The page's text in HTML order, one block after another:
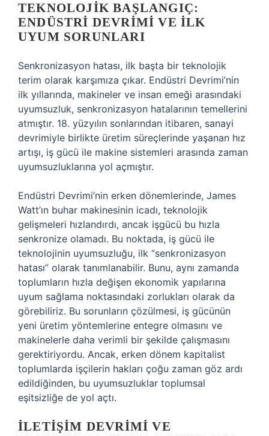
TEKNOLOJIK BAŞLANGIÇ:
ENDÜSTRI DEVRIMI VE İLK
UYUM SORUNLARI
Senkronizasyon hatası, ilk başta bir teknolojik
terim olarak karşımıza çıkar. Endüstri Devrimi’nin
ilk yıllarında, makineler ve insan emeği arasındaki
uyumsuzluk, senkronizasyon hatalarının temellerini
atmıştır. 18. yüzyılın sonlarından itibaren, sanayi
devrimiyle birlikte üretim süreçlerinde yaşanan hız
artışı, iş gücü ile makine sistemleri arasında zaman
uyumsuzluklarına yol açmıştır.
Endüstri Devrimi’nin erken dönemlerinde, James
Watt’ın buhar makinesinin icadı, teknolojik
gelişmeleri hızlandırdı, ancak işgücü bu hızla
senkronize olamadı. Bu noktada, iş gücü ile
teknolojinin uyumsuzluğu, ilk “senkronizasyon
hatası” olarak tanımlanabilir. Bunu, aynı zamanda
toplumların hızla değişen ekonomik yapılarına
uyum sağlama noktasındaki zorlukları olarak da
görebiliriz. Bu sorunların çözülmesi, iş gücünün
yeni üretim yöntemlerine entegre olmasını ve
makinelerle daha verimli bir şekilde çalışmasını
gerektiriyordu. Ancak, erken dönem kapitalist
toplumlarda işçilerin hakları çoğu zaman göz ardı
edildiğinden, bu uyumsuzluklar toplumsal
eşitsizliğe de yol açtı.
İLETIŞIM DEVRIMI VE